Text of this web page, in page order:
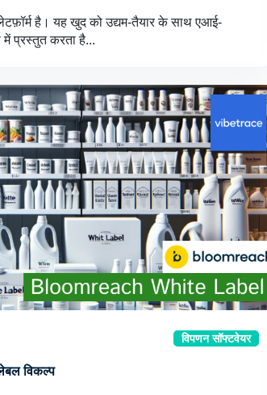
है। यह खुद को उद्यम-तैयार के साथ एआई-
प्रस्तुत करता है...
विपणन सॉफ्टवेयर
विकल्प